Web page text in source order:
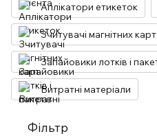
Аплікатори етикеток
Зчитувачі магнітних карт
Запайовики лотків і
Витратні матеріали
Фільтр